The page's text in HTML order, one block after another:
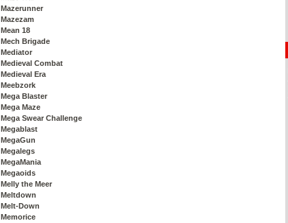
Mazerunner
Mazezam
Mean 18
Mech Brigade
Mediator
Medieval Combat
Medieval Era
Meebzork
Mega Blaster
Mega Maze
Mega Swear Challenge
Megablast
MegaGun
Megalegs
MegaMania
Megaoids
Melly the Meer
Meltdown
Melt-Down
Memorice